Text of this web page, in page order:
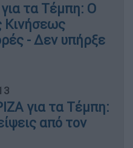
τα Τέμπη: Ο
Κινήσεως
- Δεν υπήρξε
για τα Τέμπη:
από τον